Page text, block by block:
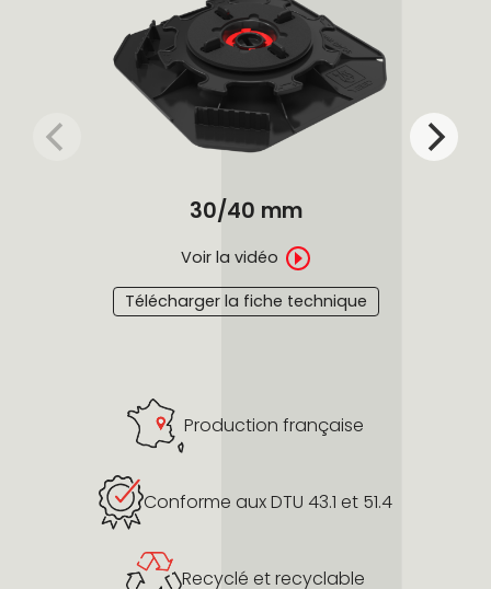
30/40 mm
Voir la vidéo
Télécharger la fiche technique
Production française
Conforme aux DTU 43.1 et 51.4
Recyclé et recyclable